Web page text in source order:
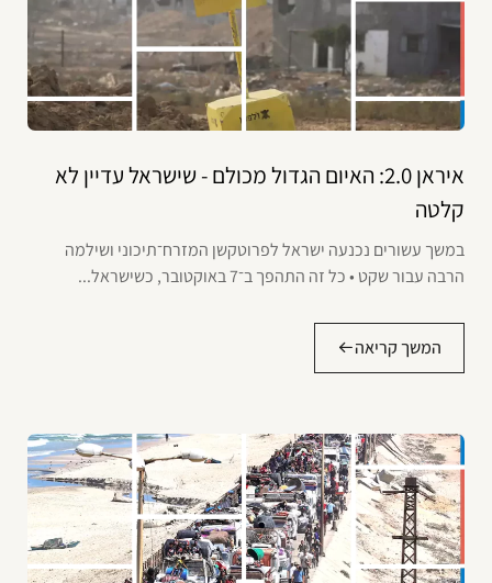
איראן 2.0: האיום הגדול מכולם - שישראל עדיין לא
קלטה
במשך עשורים נכנעה ישראל לפרוטקשן המזרח־תיכוני ושילמה
הרבה עבור שקט • כל זה התהפך ב־7 באוקטובר, כשישראל...
המשך קריאה